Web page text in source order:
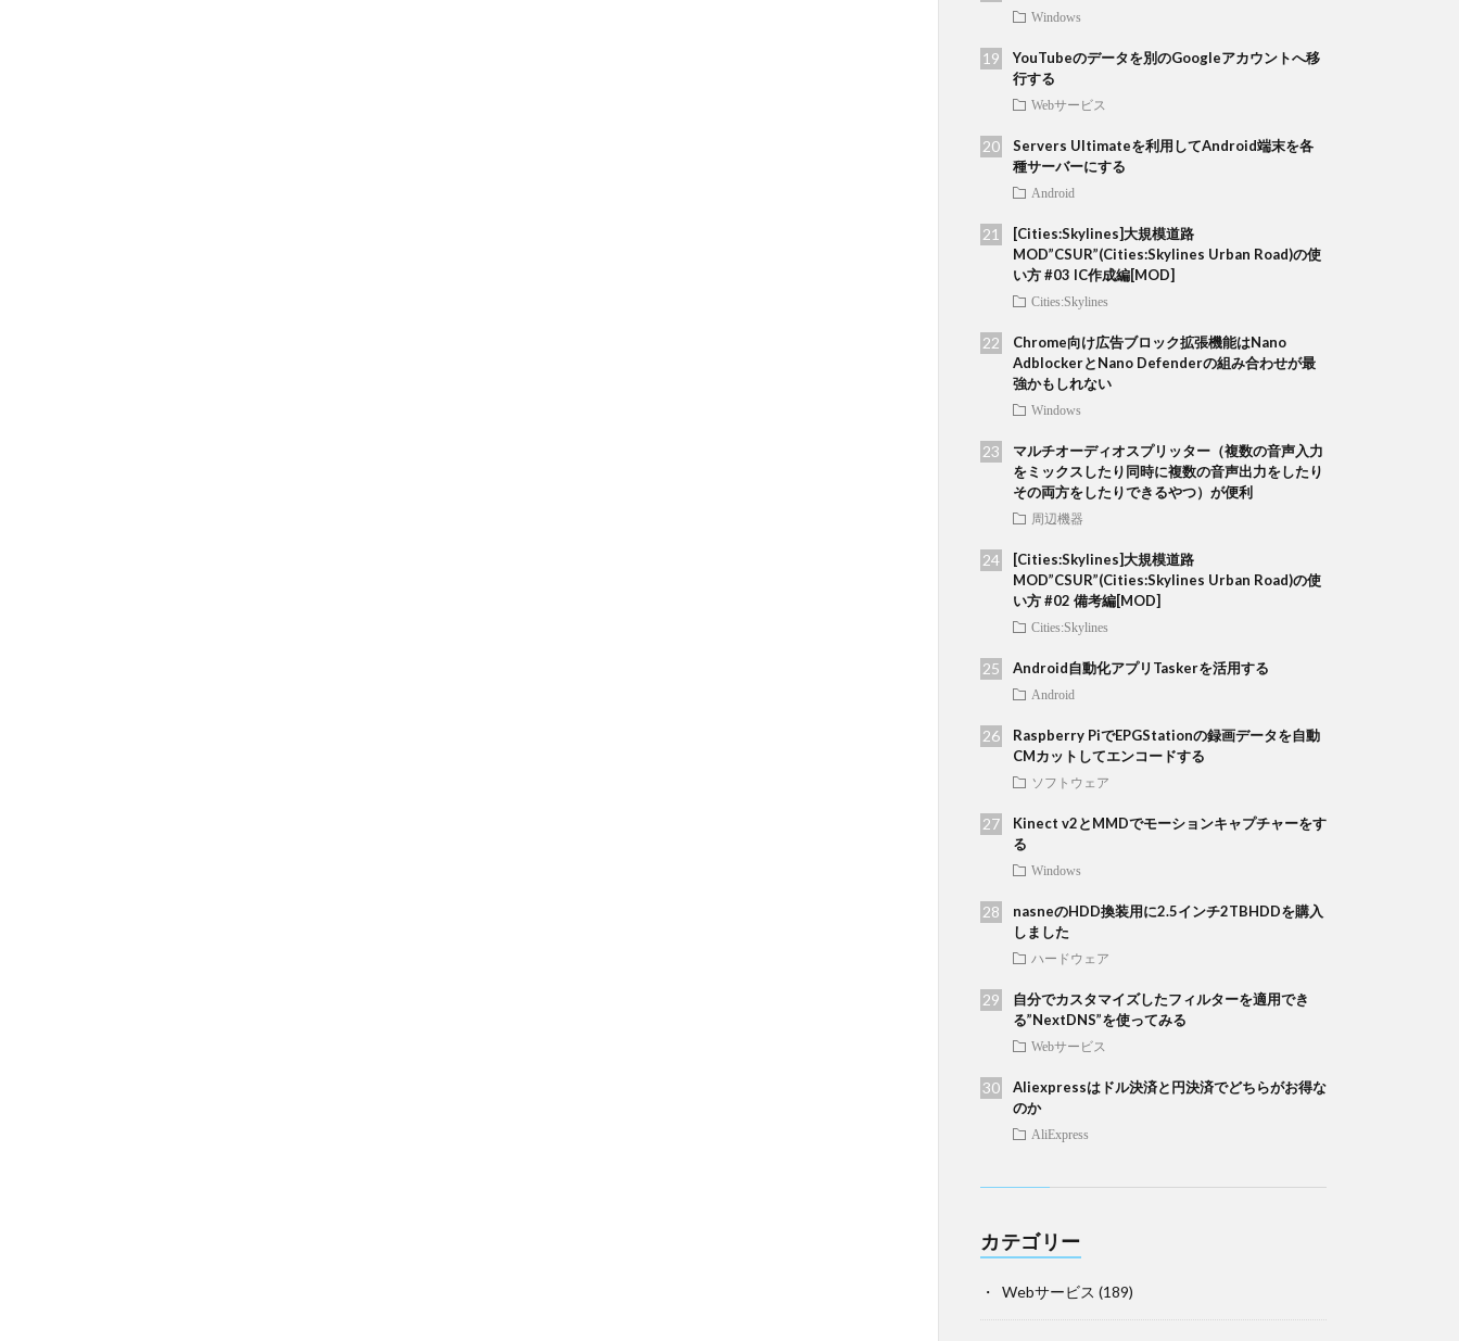
Windows
YouTubeのデータを別のGoogleアカウントへ移
行する
Webサービス
Servers Ultimateを利用してAndroid端末を各
種サーバーにする
Android
[Cities:Skylines]大規模道路
MOD”CSUR”(Cities:Skylines Urban Road)の使
い方 #03 IC作成編[MOD]
Cities:Skylines
Chrome向け広告ブロック拡張機能はNano
AdblockerとNano Defenderの組み合わせが最
強かもしれない
Windows
マルチオーディオスプリッター（複数の音声入力
をミックスしたり同時に複数の音声出力をしたり
その両方をしたりできるやつ）が便利
周辺機器
[Cities:Skylines]大規模道路
MOD”CSUR”(Cities:Skylines Urban Road)の使
い方 #02 備考編[MOD]
Cities:Skylines
Android自動化アプリTaskerを活用する
Android
Raspberry PiでEPGStationの録画データを自動
CMカットしてエンコードする
ソフトウェア
Kinect v2とMMDでモーションキャプチャーをす
る
Windows
nasneのHDD換装用に2.5インチ2TBHDDを購入
しました
ハードウェア
自分でカスタマイズしたフィルターを適用でき
る”NextDNS”を使ってみる
Webサービス
Aliexpressはドル決済と円決済でどちらがお得な
のか
AliExpress
カテゴリー
Webサービス (189)